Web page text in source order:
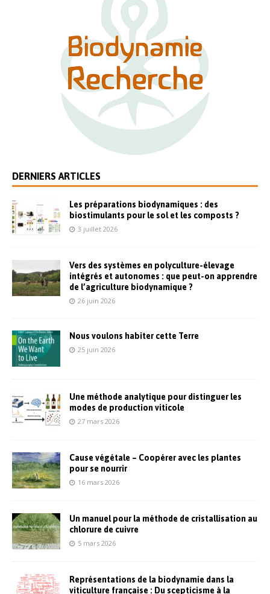
DERNIERS ARTICLES
Les préparations biodynamiques : des
biostimulants pour le sol et les composts ?
3 juillet 2026
Vers des systèmes en polyculture-élevage
intégrés et autonomes : que peut-on apprendre
de l’agriculture biodynamique ?
26 juin 2026
Nous voulons habiter cette Terre
25 juin 2026
Une méthode analytique pour distinguer les
modes de production viticole
27 mars 2026
Cause végétale – Coopérer avec les plantes
pour se nourrir
16 mars 2026
Un manuel pour la méthode de cristallisation au
chlorure de cuivre
5 mars 2026
Représentations de la biodynamie dans la
viticulture française : Du scepticisme à la